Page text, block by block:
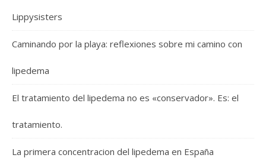
Lippysisters
Caminando por la playa: reflexiones sobre mi camino con
lipedema
El tratamiento del lipedema no es «conservador». Es: el
tratamiento.
La primera concentracion del lipedema en España